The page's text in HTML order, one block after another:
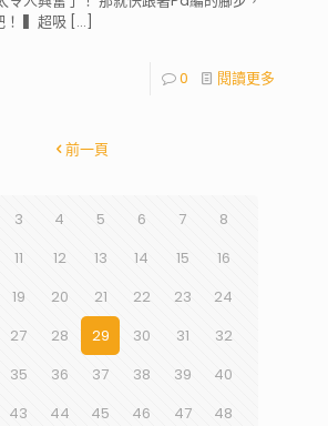
！ ▍超吸 […]
0 閱讀更多
前一頁
3 4 5 6 7
8
11 12 13 14 15
16
19 20 21 22 23
24
27 28 29 30 31
32
35 36 37 38 39
40
43 44 45 46 47
48